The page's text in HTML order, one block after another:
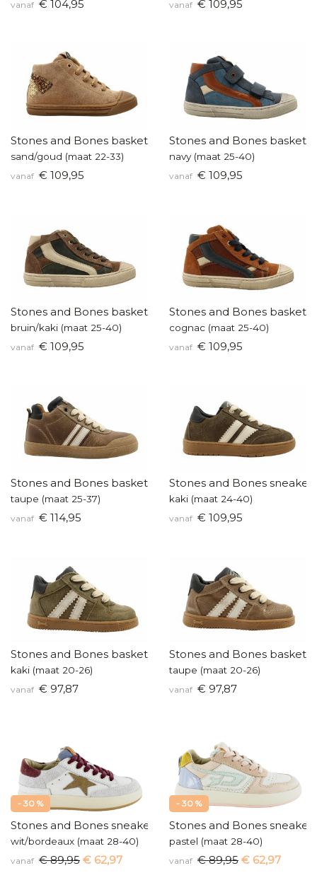
vanaf € 104,95 vanaf € 109,95
Stones and Bones basketters
sand/goud (maat 22-33)
vanaf € 109,95
Stones and Bones
navy (maat 25-40)
vanaf € 109,95
Stones and Bones basketters
bruin/kaki (maat 25-40)
vanaf € 109,95
Stones and Bones
cognac (maat 25-40)
vanaf € 109,95
Stones and Bones basketter
taupe (maat 25-37)
vanaf € 114,95
Stones and Bones sneakers
kaki (maat 24-40)
vanaf € 109,95
Stones and Bones baskettertje
kaki (maat 20-26)
vanaf € 97,87
Stones and Bones
taupe (maat 20-26)
vanaf € 97,87
- 30 %
Stones and Bones sneakers
wit/bordeaux (maat 28-40)
vanaf € 89,95 € 62,97
- 30 %
Stones and Bones sneakers
pastel (maat 28-40)
vanaf € 89,95 € 62,97